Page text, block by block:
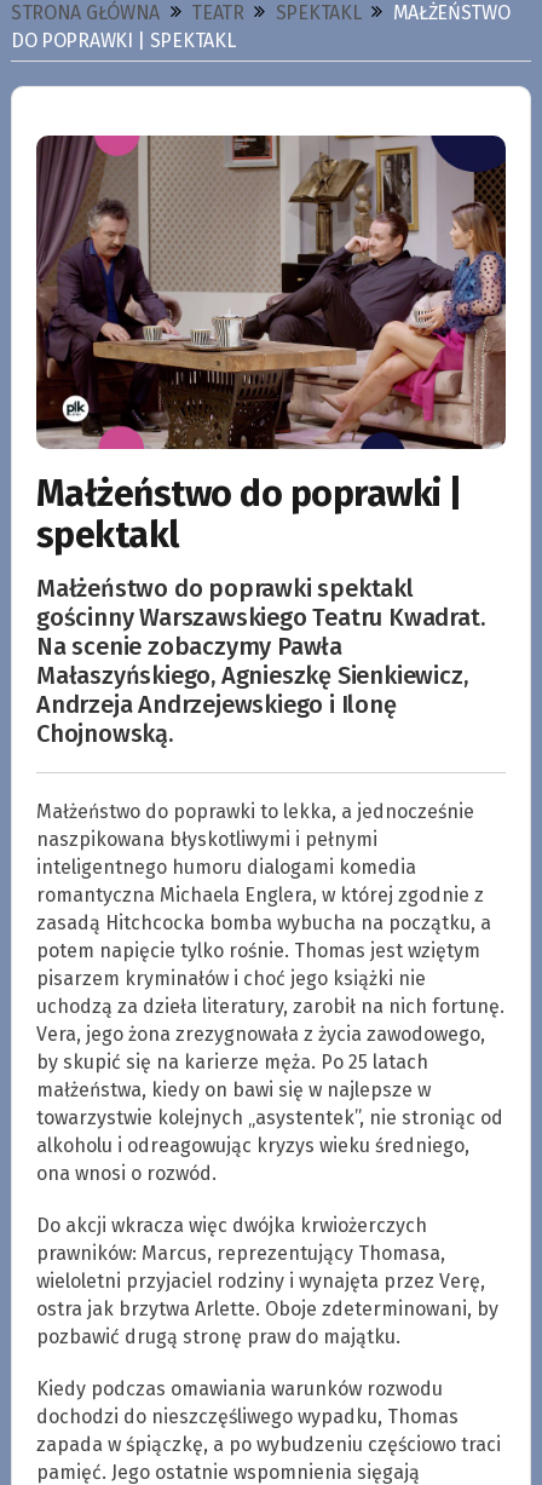
STRONA GŁÓWNA TEATR SPEKTAKL
MAŁŻEŃSTWO
DO POPRAWKI | SPEKTAKL
Małżeństwo do poprawki |
spektakl
Małżeństwo do poprawki spektakl
gościnny Warszawskiego Teatru Kwadrat.
Na scenie zobaczymy Pawła
Małaszyńskiego, Agnieszkę Sienkiewicz,
Andrzeja Andrzejewskiego i Ilonę
Chojnowską.
Małżeństwo do poprawki to lekka, a jednocześnie
naszpikowana błyskotliwymi i pełnymi
inteligentnego humoru dialogami komedia
romantyczna Michaela Englera, w której zgodnie z
zasadą Hitchcocka bomba wybucha na początku, a
potem napięcie tylko rośnie. Thomas jest wziętym
pisarzem kryminałów i choć jego książki nie
uchodzą za dzieła literatury, zarobił na nich fortunę.
Vera, jego żona zrezygnowała z życia zawodowego,
by skupić się na karierze męża. Po 25 latach
małżeństwa, kiedy on bawi się w najlepsze w
towarzystwie kolejnych „asystentek”, nie stroniąc od
alkoholu i odreagowując kryzys wieku średniego,
ona wnosi o rozwód.
Do akcji wkracza więc dwójka krwiożerczych
prawników: Marcus, reprezentujący Thomasa,
wieloletni przyjaciel rodziny i wynajęta przez Verę,
ostra jak brzytwa Arlette. Oboje zdeterminowani, by
pozbawić drugą stronę praw do majątku.
Kiedy podczas omawiania warunków rozwodu
dochodzi do nieszczęśliwego wypadku, Thomas
zapada w śpiączkę, a po wybudzeniu częściowo traci
pamięć. Jego ostatnie wspomnienia sięgają